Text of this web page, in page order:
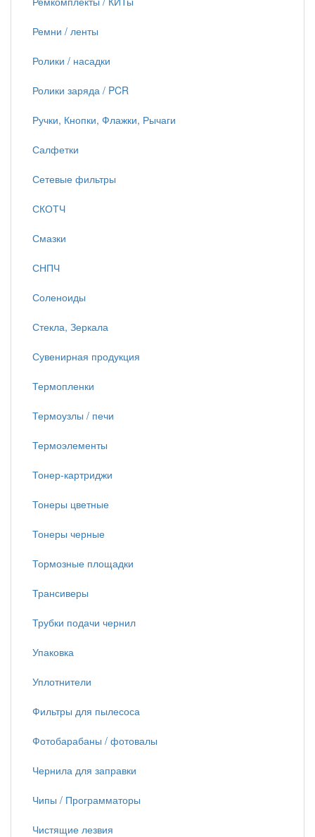
Ремни / ленты
Ролики / насадки
Ролики заряда / PCR
Ручки, Кнопки, Флажки, Рычаги
Салфетки
Сетевые фильтры
СКОТЧ
Смазки
СНПЧ
Соленоиды
Стекла, Зеркала
Сувенирная продукция
Термопленки
Термоузлы / печи
Термоэлементы
Тонер-картриджи
Тонеры цветные
Тонеры черные
Тормозные площадки
Трансиверы
Трубки подачи чернил
Упаковка
Уплотнители
Фильтры для пылесоса
Фотобарабаны / фотовалы
Чернила для заправки
Чипы / Программаторы
Чистящие лезвия